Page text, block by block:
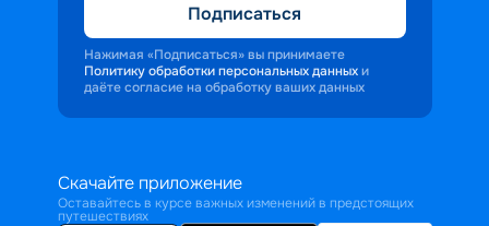
Подписаться
Нажимая «Подписаться» вы принимаете
Политику обработки персональных данных и
даёте согласие на обработку ваших данных
Скачайте приложение
Оставайтесь в курсе важных изменений в предстоящих
путешествиях